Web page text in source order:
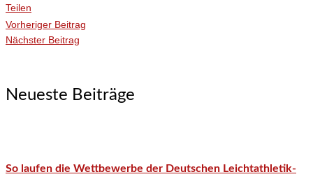
Teilen
Vorheriger Beitrag
Nächster Beitrag
Neueste Beiträge
So laufen die Wettbewerbe der Deutschen Leichtathletik-